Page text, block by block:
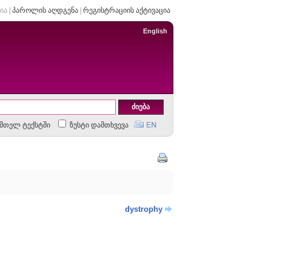
| პაროლის აღდგენა| რეგისტრაციის აქტივაცია
English
მთელ ტექსტში ზუსტი დამთხვევა
dystrophy